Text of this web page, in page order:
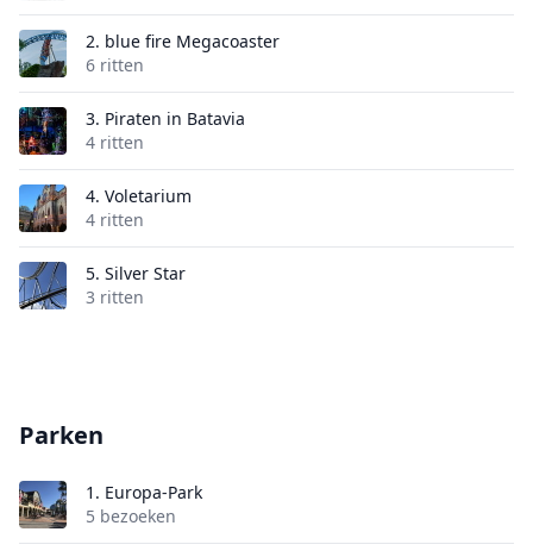
2. blue fire Megacoaster
6 ritten
3. Piraten in Batavia
4 ritten
4. Voletarium
4 ritten
5. Silver Star
3 ritten
Parken
1. Europa-Park
5 bezoeken